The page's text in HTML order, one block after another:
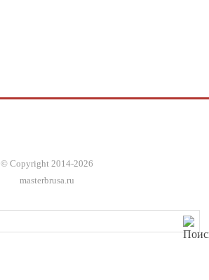
© Copyright 2014-2026
masterbrusa.ru